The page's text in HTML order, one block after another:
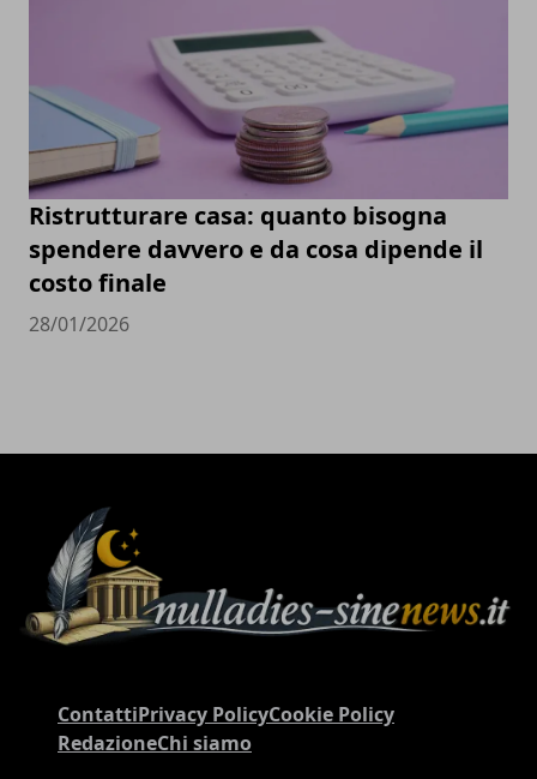
Ristrutturare casa: quanto bisogna
spendere davvero e da cosa dipende il
costo finale
28/01/2026
ContattiPrivacy PolicyCookie Policy
RedazioneChi siamo